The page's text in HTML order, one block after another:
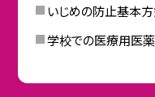
いじめの防止基本方
学校での医療用医